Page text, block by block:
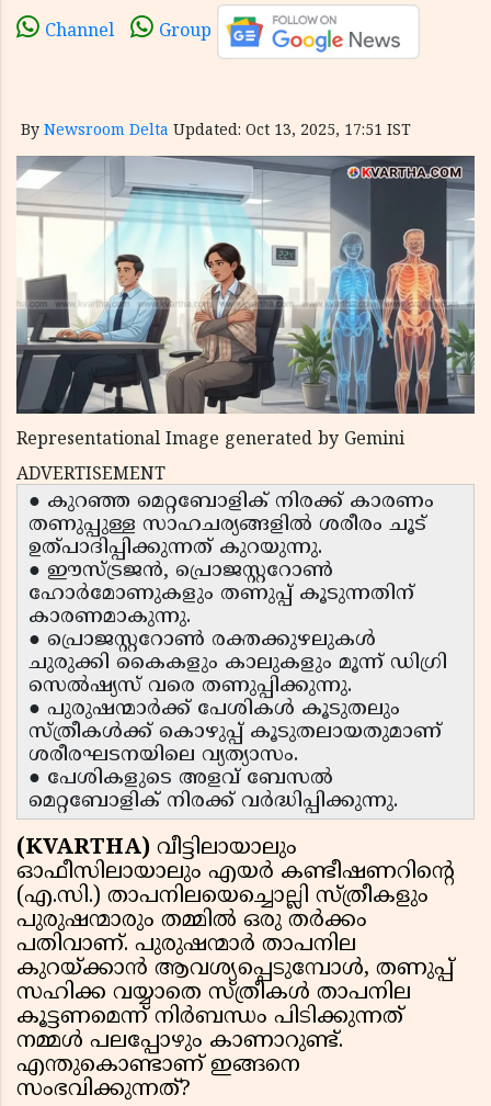
Channel Group
By Newsroom Delta Updated: Oct 13, 2025, 17:51 IST
Representational Image generated by Gemini
ADVERTISEMENT
● കുറഞ്ഞ മെറ്റബോളിക് നിരക്ക് കാരണം
തണുപ്പുള്ള സാഹചര്യങ്ങളിൽ ശരീരം ചൂട്
ഉത്പാദിപ്പിക്കുന്നത് കുറയുന്നു.
● ഈസ്ട്രജൻ, പ്രൊജസ്റ്ററോൺ
ഹോർമോണുകളും തണുപ്പ് കൂടുന്നതിന്
കാരണമാകുന്നു.
● പ്രൊജസ്റ്ററോൺ രക്തക്കുഴലുകൾ
ചുരുക്കി കൈകളും കാലുകളും മൂന്ന് ഡിഗ്രി
സെൽഷ്യസ് വരെ തണുപ്പിക്കുന്നു.
● പുരുഷന്മാർക്ക് പേശികൾ കൂടുതലും
സ്ത്രീകൾക്ക് കൊഴുപ്പ് കൂടുതലായതുമാണ്
ശരീരഘടനയിലെ വ്യത്യാസം.
● പേശികളുടെ അളവ് ബേസൽ
മെറ്റബോളിക് നിരക്ക് വർദ്ധിപ്പിക്കുന്നു.
(KVARTHA) വീട്ടിലായാലും
ഓഫീസിലായാലും എയർ കണ്ടീഷണറിൻ്റെ
(എ.സി.) താപനിലയെച്ചൊല്ലി സ്ത്രീകളും
പുരുഷന്മാരും തമ്മിൽ ഒരു തർക്കം
പതിവാണ്. പുരുഷന്മാർ താപനില
കുറയ്ക്കാൻ ആവശ്യപ്പെടുമ്പോൾ, തണുപ്പ്
സഹിക്ക വയ്യാതെ സ്ത്രീകൾ താപനില
കൂട്ടണമെന്ന് നിർബന്ധം പിടിക്കുന്നത്
നമ്മൾ പലപ്പോഴും കാണാറുണ്ട്.
എന്തുകൊണ്ടാണ് ഇങ്ങനെ
സംഭവിക്കുന്നത്?